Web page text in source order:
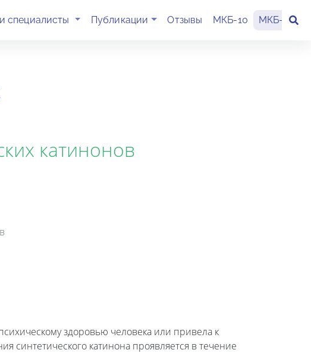
специалисты (current)Публикации Отзывы МКБ-10 МКБ-11
катинонов
здоровью человека или привела к
катинона проявляется в течение